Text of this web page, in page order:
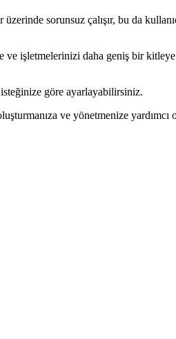
sorunsuz çalışır, bu da
işletmelerinizi daha geniş bir kitleye
göre ayarlayabilirsiniz.
ve yönetmenize yardımcı